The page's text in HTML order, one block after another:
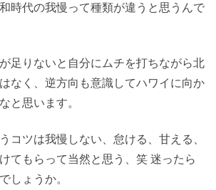
時代の我慢って種類が違うと思うんで
足りないと自分にムチを打ちながら北
なく、逆方向も意識してハワイに向か
と思います。
コツは我慢しない、怠ける、甘える、
てもらって当然と思う、笑 迷ったら
しょうか。